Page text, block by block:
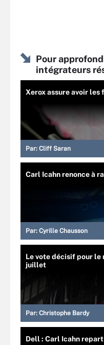
Pour
intégrateurs
Xerox assure avoir les
Par: Cliff Saran
Carl Icahn renonce à
Par: Cyrille Chausson
Le vote décisif pour
juillet
Par: Christophe Bardy
Dell : Carl Icahn repart